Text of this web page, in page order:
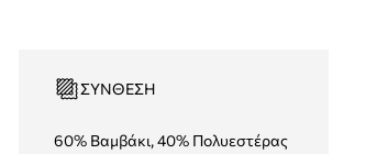
ΣΎΝΘΕΣΗ
60% Βαμβάκι, 40% Πολυεστέρας